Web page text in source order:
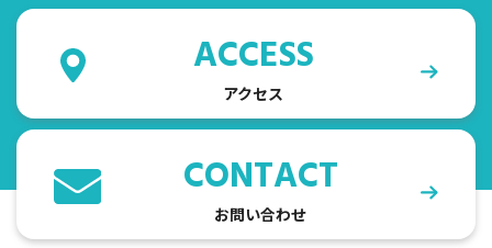
ACCESS
アクセス
CONTACT
お問い合わせ